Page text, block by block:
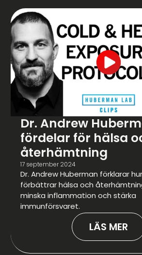
Dr. Andrew
fördelar för hälsa
återhämtning
17 september 2024
Dr. Andrew Huberman förklarar
förbättrar hälsa och
minska inflammation och stärka
immunförsvaret.
LÄS MER